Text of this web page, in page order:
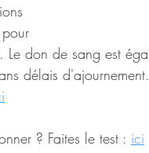
Le don de sang est
délais
? Faites le test : ici